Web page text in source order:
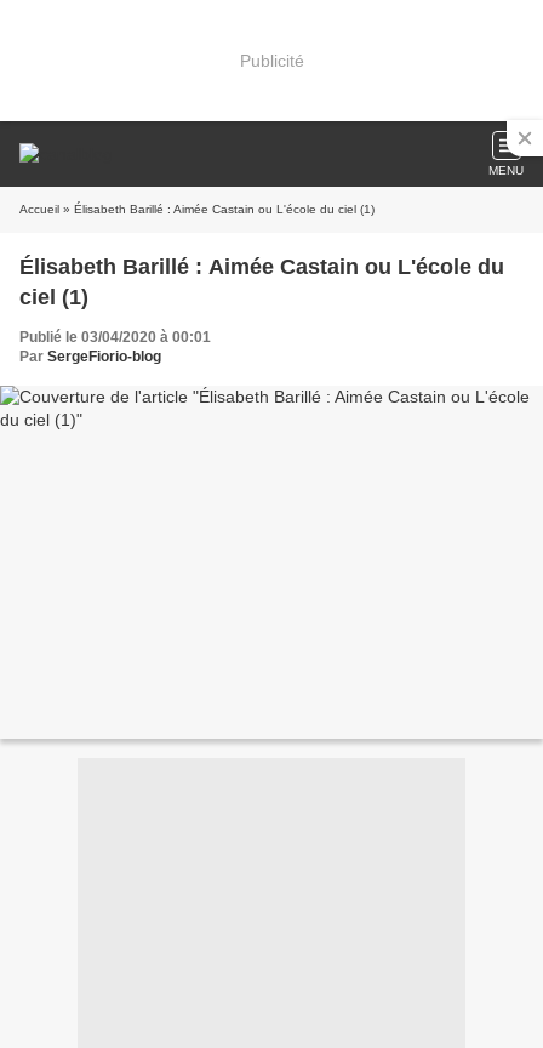
Publicité
MENU
Accueil » Élisabeth Barillé : Aimée Castain ou L'école du ciel (1)
Élisabeth Barillé : Aimée Castain ou L'école du
ciel (1)
Publié le 03/04/2020 à 00:01
Par SergeFiorio-blog